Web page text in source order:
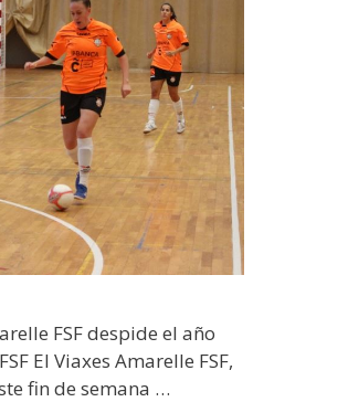
FSF despide el año
El Viaxes Amarelle FSF,
fin de semana …